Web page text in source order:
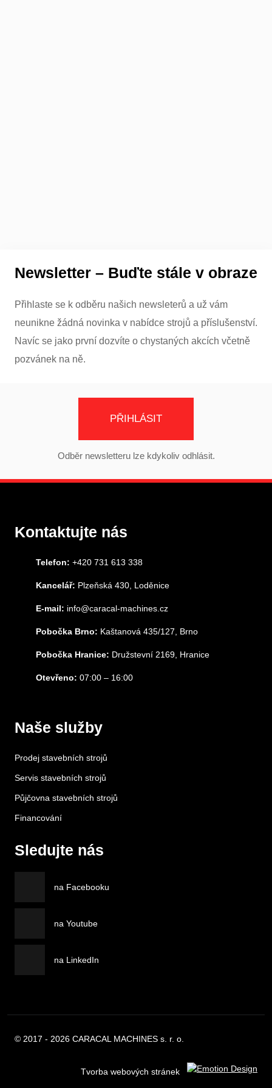
Newsletter – Buďte stále v obraze
Přihlaste se k odběru našich newsleterů a už vám
neunikne žádná novinka v nabídce strojů a příslušenství.
Navíc se jako první dozvíte o chystaných akcích včetně
pozvánek na ně.
PŘIHLÁSIT
Odběr newsletteru lze kdykoliv odhlásit.
Kontaktujte nás
Telefon: +420 731 613 338
Kancelář: Plzeňská 430, Loděnice
E-mail: info@caracal-machines.cz
Pobočka Brno: Kaštanová 435/127, Brno
Pobočka Hranice: Družstevní 2169, Hranice
Otevřeno: 07:00 – 16:00
Naše služby
Prodej stavebních strojů
Servis stavebních strojů
Půjčovna stavebních strojů
Financování
Sledujte nás
na Facebooku
na Youtube
na LinkedIn
© 2017 - 2026 CARACAL MACHINES s. r. o.
Tvorba webových stránek